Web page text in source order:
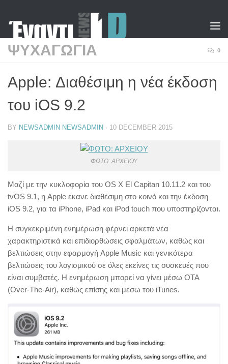
ΨΥΧΑΓΩΓΙΑ 0
Apple: Διαθέσιμη η νέα έκδοση
του iOS 9.2
BY NEWSADMIN NEWSADMIN · 10 DECEMBER 2015
ΦΩΤΟ: ΑΡΧΕΙΟΥ
Μαζί με την κυκλοφορία του OS X El Capitan 10.11.2 και του
tvOS 9.1, η Apple έκανε διαθέσιμη στο κοινό και την έκδοση
iOS 9.2, για τα iPhone, iPad και iPod touch που υποστηρίζονται.
Η συγκεκριμένη ενημέρωση φέρνει αρκετά νέα
χαρακτηριστικά και επιδιορθώσεις σφαλμάτων, καθώς και
βελτιώσεις στην εφαρμογή Apple Music και γενικότερα
βελτιώσεις του λογισμικού σε όλες εκείνες τις συσκευές που
είναι συμβατές. Η ενημέρωση μπορεί να γίνει μέσω OTA
(Over-The-Air), καθώς επίσης και μέσω του iTunes.